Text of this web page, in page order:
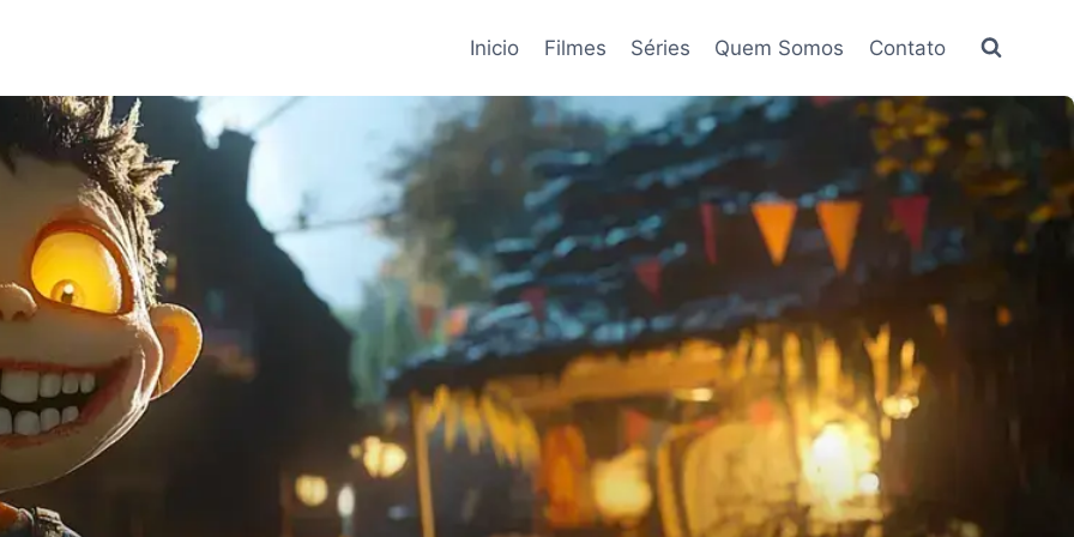
Inicio Filmes Séries Quem Somos Contato